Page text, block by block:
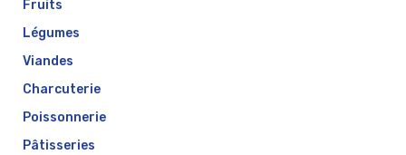
Fruits
Légumes
Viandes
Charcuterie
Poissonnerie
Pâtisseries